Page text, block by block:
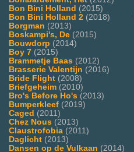
Bon Bini Holland (2015)
Bon Bini Holland 2 (2018)
Borgman (2013)
Boskampi's, De (2015)
Bouwdorp (2014)
Boy 7 (2015)
Brammetje Baas (2012)
Brasserie Valentijn (2016)
Bride Flight (2008)
Briefgeheim (2010)
Bro's Before Ho's (2013)
Bumperkleef (2019)
Caged (2011)
Chez Nous (2013)
Claustrofobia (2011)
Daglicht (2013)
Dansen op de Vulkaan (2014)